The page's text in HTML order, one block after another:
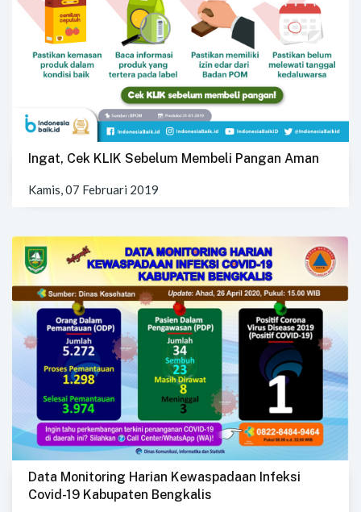
Ingat, Cek KLIK Sebelum Membeli Pangan Aman
Kamis, 07 Februari 2019
Data Monitoring Harian Kewaspadaan Infeksi
Covid-19 Kabupaten Bengkalis